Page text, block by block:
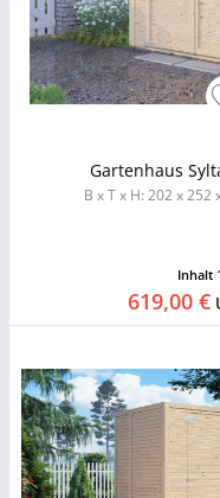
Gartenhaus
B x T x H: 202 x 252
Inhalt
619,00 €